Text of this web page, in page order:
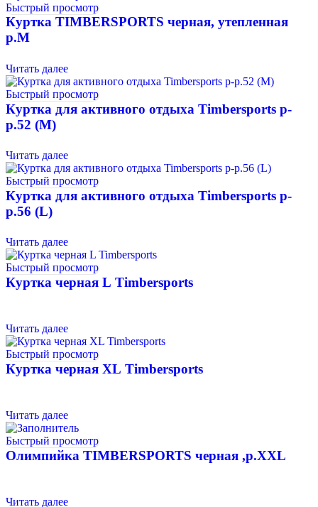
Быстрый просмотр
Куртка TIMBERSPORTS черная, утепленная
р.М
Читать далее
Быстрый просмотр
Куртка для активного отдыха Timbersports р-
р.52 (M)
Читать далее
Быстрый просмотр
Куртка для активного отдыха Timbersports р-
р.56 (L)
Читать далее
Быстрый просмотр
Куртка черная L Timbersports
Читать далее
Быстрый просмотр
Куртка черная XL Timbersports
Читать далее
Быстрый просмотр
Олимпийка TIMBERSPORTS черная ,р.XXL
Читать далее